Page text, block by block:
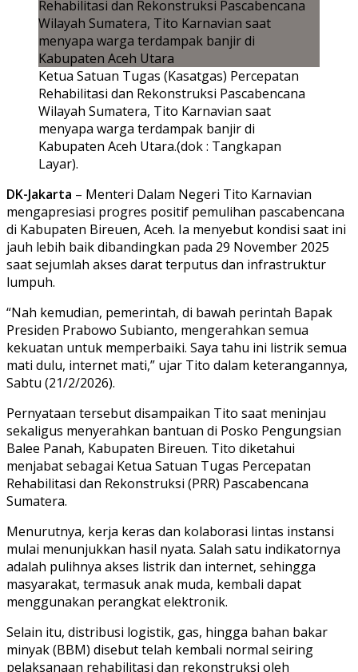
Ketua Satuan Tugas (Kasatgas) Percepatan
Rehabilitasi dan Rekonstruksi Pascabencana
Wilayah Sumatera, Tito Karnavian saat
menyapa warga terdampak banjir di
Kabupaten Aceh Utara.(dok : Tangkapan
Layar).
DK-Jakarta – Menteri Dalam Negeri Tito Karnavian
mengapresiasi progres positif pemulihan pascabencana
di Kabupaten Bireuen, Aceh. Ia menyebut kondisi saat ini
jauh lebih baik dibandingkan pada 29 November 2025
saat sejumlah akses darat terputus dan infrastruktur
lumpuh.
“Nah kemudian, pemerintah, di bawah perintah Bapak
Presiden Prabowo Subianto, mengerahkan semua
kekuatan untuk memperbaiki. Saya tahu ini listrik semua
mati dulu, internet mati,” ujar Tito dalam keterangannya,
Sabtu (21/2/2026).
Pernyataan tersebut disampaikan Tito saat meninjau
sekaligus menyerahkan bantuan di Posko Pengungsian
Balee Panah, Kabupaten Bireuen. Tito diketahui
menjabat sebagai Ketua Satuan Tugas Percepatan
Rehabilitasi dan Rekonstruksi (PRR) Pascabencana
Sumatera.
Menurutnya, kerja keras dan kolaborasi lintas instansi
mulai menunjukkan hasil nyata. Salah satu indikatornya
adalah pulihnya akses listrik dan internet, sehingga
masyarakat, termasuk anak muda, kembali dapat
menggunakan perangkat elektronik.
Selain itu, distribusi logistik, gas, hingga bahan bakar
minyak (BBM) disebut telah kembali normal seiring
pelaksanaan rehabilitasi dan rekonstruksi oleh